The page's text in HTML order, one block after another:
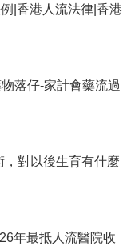
|香港人流法律|香港
落仔-家計會藥流過
，對以後生育有什麼
年最抵人流醫院收